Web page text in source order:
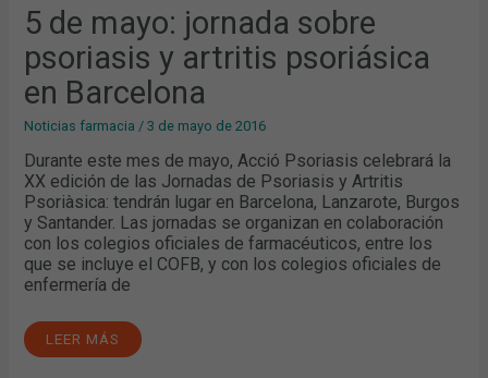
5 de mayo: jornada sobre
psoriasis y artritis psoriásica
en Barcelona
Noticias farmacia /3 de mayo de 2016
Durante este mes de mayo, Acció Psoriasis celebrará la
XX edición de las Jornadas de Psoriasis y Artritis
Psoriàsica: tendrán lugar en Barcelona, Lanzarote, Burgos
y Santander. Las jornadas se organizan en colaboración
con los colegios oficiales de farmacéuticos, entre los
que se incluye el COFB, y con los colegios oficiales de
enfermería de
PSORIÁSICA
EN
BARCELONA
LEER MÁS